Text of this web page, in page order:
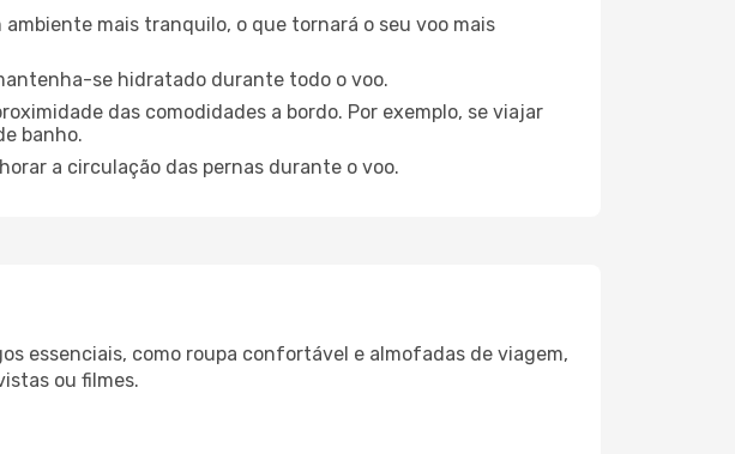
ambiente mais tranquilo, o que tornará o seu voo mais
se hidratado durante todo o voo.
das comodidades a bordo. Por exemplo, se viajar
banho.
a circulação das pernas durante o voo.
essenciais, como roupa confortável e almofadas de viagem,
ou filmes.